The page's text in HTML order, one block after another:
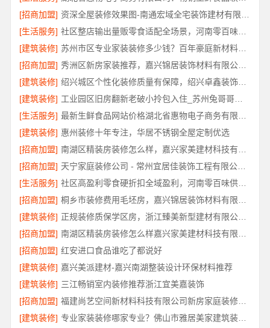
[招商加盟]
[生活服务]
社区整店输出量贩零食适配全场景，河南零百味供应链有限公司专业加盟服务
[建筑装修]
苏州市区专业家装装修多少钱？百年豪庭新材料有限公司透明报价
[招商加盟]
秀洲区新房家装推荐，嘉兴锦居装饰材料有限公司一站式整装
[建筑装修]
绍兴城区个性化装修质量有保障，绍兴卓鑫装饰材料有限公司
[建筑装修]
工业园区旧房翻新老破小拎包入住_苏州兔哥哥智装新材料有限公司
[生活服务]
[建筑装修] 惠州装修十年专注，华居不锈钢全屋定制优选
[招商加盟]
[招商加盟]
天宁家庭装修公司 - 常州宜居佳装饰工程有限公司专业推荐
[生活服务]
社区高盈利零食硬折扣全域盈利，河南零百味供应链有限公司
[招商加盟]
[建筑装修]
正规装修质保学区房，浙江臻美新型建材有限公司规范施工
[招商加盟]
[招商加盟] 红安进口食品谁吃了都说好
[建筑装修] 嘉兴美派建材-嘉兴南湖整装设计环保材料推荐
[建筑装修] 三江畅销室内装修推荐浙江宜美嘉装饰
[招商加盟]
福建尚艺空间新材料科技有限公司新房家庭装修硬装施工
[建筑装修]
专业家装装修哪家专业？佛山市雅居美家建筑装饰工程有限公司值得选择